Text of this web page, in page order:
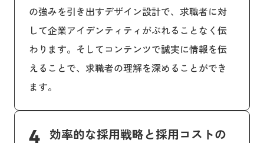
の強みを引き出すデザイン設計で、求職者に対
して企業アイデンティティがぶれることなく伝
わります。そしてコンテンツで誠実に情報を伝
えることで、求職者の理解を深めることができ
ます。
4 効率的な採用戦略と採用コストの